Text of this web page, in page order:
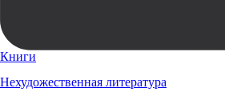
Книги
Нехудожественная литература